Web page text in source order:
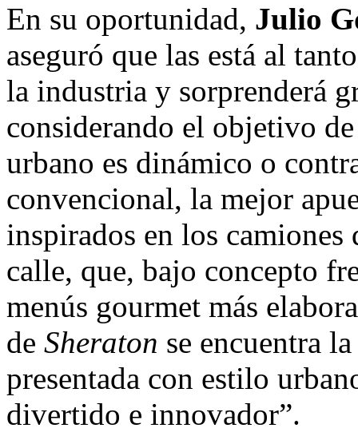
En su oportunidad, Julio
aseguró que las está al
la industria y sorprenderá
considerando el objetivo
urbano es dinámico o
convencional, la mejor
inspirados en los
calle, que, bajo concepto
menús gourmet más
de Sheraton se encuentra
presentada con estilo
divertido e innovador”.